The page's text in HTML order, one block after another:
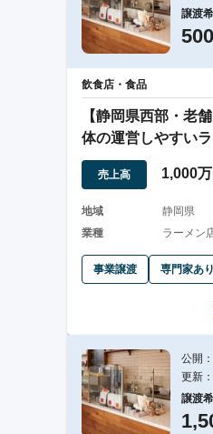
譲渡
飲食店・食品
【静岡県西部・老
体の運営しやすい
収益
売上高 1,000
地域
静岡県
業種
ラーメン
事業譲渡 専門家あり
公開
更新
譲渡